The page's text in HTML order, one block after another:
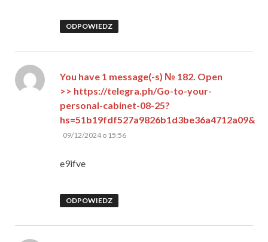
ODPOWIEDZ
You have 1 message(-s) № 182. Open
>> https://telegra.ph/Go-to-your-
personal-cabinet-08-25?
hs=51b19fdf527a9826b1d3be36a4712a09&
pisze:
09/12/2024 o 15:56
e9ifve
ODPOWIEDZ